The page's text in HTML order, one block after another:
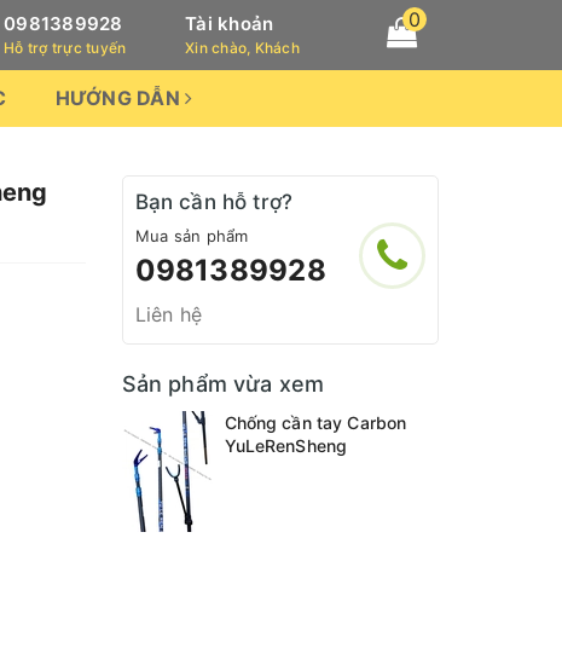
0981389928
Hỗ trợ trực tuyến
Tài khoản
Xin chào, Khách
0
HƯỚNG DẪN
Bạn cần hỗ trợ?
Mua sản phẩm
0981389928
Liên hệ
Sản phẩm vừa xem
Chống cần tay Carbon
YuLeRenSheng